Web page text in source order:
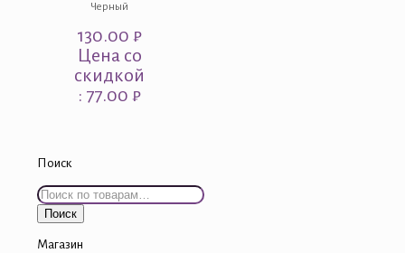
Черный
130.00₽
Цена со
скидкой
: 77.00 ₽
Поиск
Искать:
Поиск
Магазин